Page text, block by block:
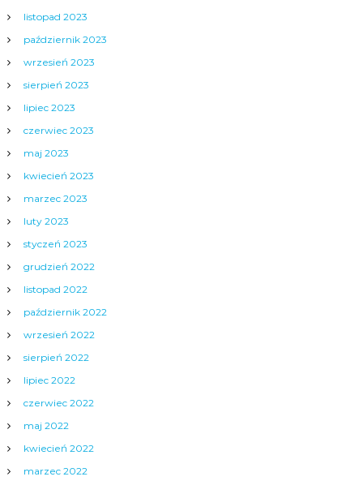
listopad 2023
październik 2023
wrzesień 2023
sierpień 2023
lipiec 2023
czerwiec 2023
maj 2023
kwiecień 2023
marzec 2023
luty 2023
styczeń 2023
grudzień 2022
listopad 2022
październik 2022
wrzesień 2022
sierpień 2022
lipiec 2022
czerwiec 2022
maj 2022
kwiecień 2022
marzec 2022